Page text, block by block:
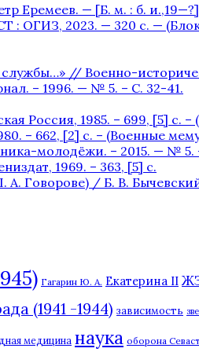
Еремеев. — [Б. м. : б.
ОГИЗ, 2023. — 320 с. —
// Военно-
– 1996. — № 5. – С. 32-41.
Россия, 1985. – 699, [5] с.
– 662, [2] c. – (Военные
молодёжи. – 2015. — № 5.
1969. – 363, [5] с.
/ Б. В.
Гагарин Ю. А. Екатерина II
(1941 -1944) зависимость
медицина наука оборона